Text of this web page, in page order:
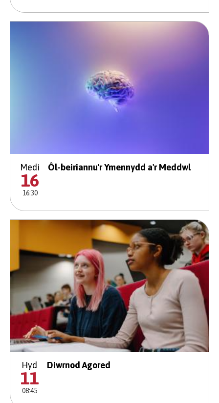
Medi
16
16:30
Ôl-beiriannu'r Ymennydd a'r Meddwl
Hyd
11
08:45
Diwrnod Agored